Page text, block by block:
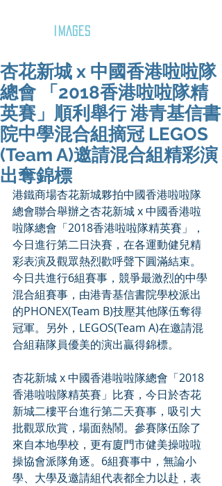
IMAGES
杏花新城 x 中國香港啦啦隊
總會 「2018香港啦啦隊精
英賽」順利舉行 港青基信書
院中學混合組摘冠 LEGOS
(Team A)邀請混合組精彩演
出奪錦標
港鐵商場杏花新城夥拍中國香港啦啦隊
總會聯合舉辦之杏花新城 x 中國香港啦
啦隊總會「2018香港啦啦隊精英賽」，
今日進行第二日決賽，在各運動健兒精
彩表演及觀眾熱烈歡呼聲下圓滿結束。
今日共進行6組賽事，競爭最激烈的中學
混合組賽事，由港青基信書院學校派出
的PHONEX(Team B)技壓其他隊伍奪得
冠軍。另外，LEGOS(Team A)在邀請混
合組藉隊員優美的演出贏得錦標。
杏花新城 x 中國香港啦啦隊總會「2018
香港啦啦隊精英賽」比賽，今日於杏花
新城二樓平台進行第二天賽事，吸引大
批觀眾欣賞，場面熱鬧。參賽隊伍除了
來自本地學校，更有廈門市健美操啦啦
操協會派隊角逐。6組賽事中，無論小
學、大學及邀請組代表都全力以赴，表